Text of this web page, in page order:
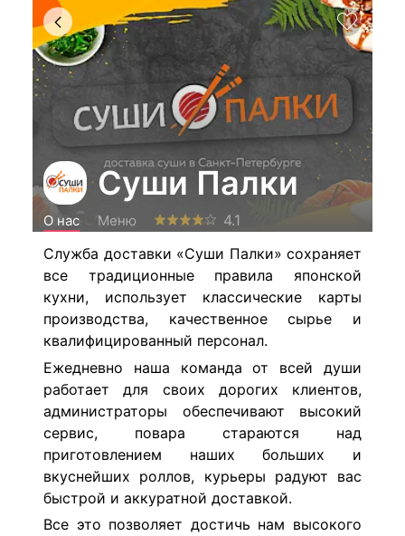
Суши Палки
О нас Меню
4.1
Служба доставки «Суши Палки» сохраняет
все традиционные правила японской
кухни, использует классические карты
производства, качественное сырье и
квалифицированный персонал.
Ежедневно наша команда от всей души
работает для своих дорогих клиентов,
администраторы обеспечивают высокий
сервис, повара стараются над
приготовлением наших больших и
вкуснейших роллов, курьеры радуют вас
быстрой и аккуратной доставкой.
Все это позволяет достичь нам высокого